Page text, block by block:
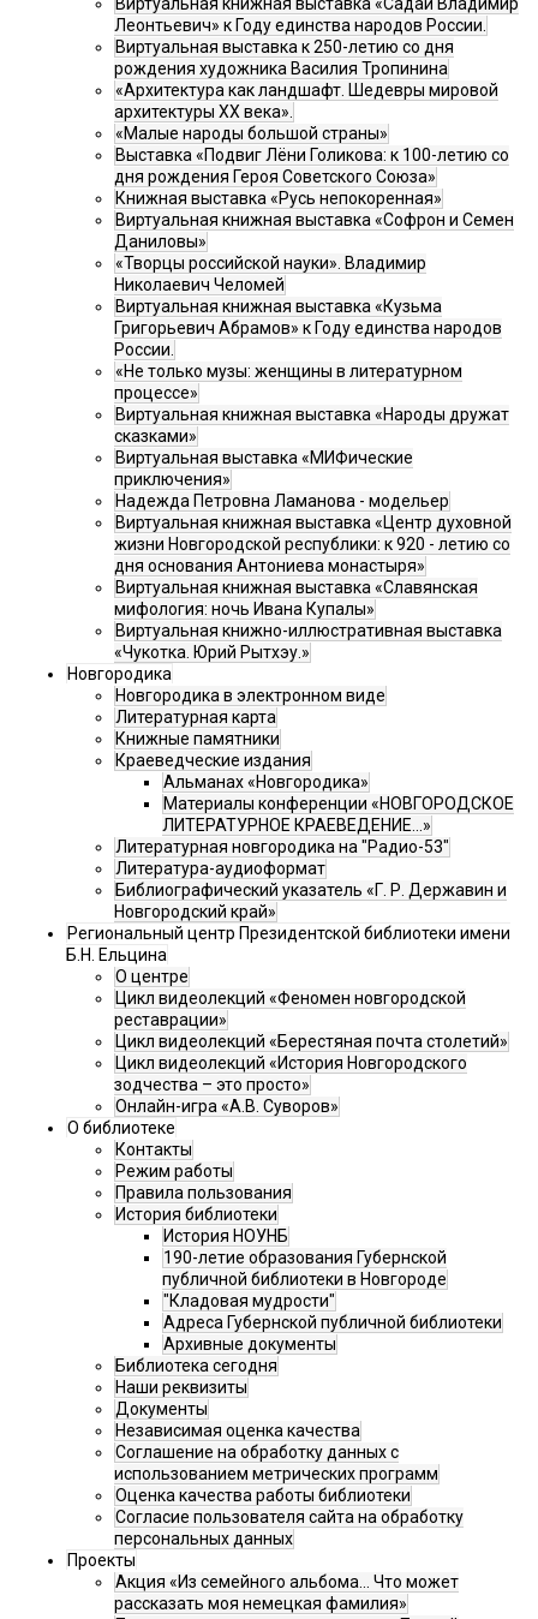
Виртуальная книжная выставка «Садай Владимир
Леонтьевич» к Году единства народов России.
Виртуальная выставка к 250-летию со дня
рождения художника Василия Тропинина
«Архитектура как ландшафт. Шедевры мировой
архитектуры XX века».
«Малые народы большой страны»
Выставка «Подвиг Лёни Голикова: к 100-летию со
дня рождения Героя Советского Союза»
Книжная выставка «Русь непокоренная»
Виртуальная книжная выставка «Софрон и Семен
Даниловы»
«Творцы российской науки». Владимир
Николаевич Челомей
Виртуальная книжная выставка «Кузьма
Григорьевич Абрамов» к Году единства народов
России.
«Не только музы: женщины в литературном
процессе»
Виртуальная книжная выставка «Народы дружат
сказками»
Виртуальная выставка «МИФические
приключения»
Надежда Петровна Ламанова - модельер
Виртуальная книжная выставка «Центр духовной
жизни Новгородской республики: к 920 - летию со
дня основания Антониева монастыря»
Виртуальная книжная выставка «Славянская
мифология: ночь Ивана Купалы»
Виртуальная книжно-иллюстративная выставка
«Чукотка. Юрий Рытхэу.»
Новгородика
Новгородика в электронном виде
Литературная карта
Книжные памятники
Краеведческие издания
Альманах «Новгородика»
Материалы конференции «НОВГОРОДСКОЕ
ЛИТЕРАТУРНОЕ КРАЕВЕДЕНИЕ...»
Литературная новгородика на "Радио-53"
Литература-аудиоформат
Библиографический указатель «Г. Р. Державин и
Новгородский край»
Региональный центр Президентской библиотеки имени
Б.Н. Ельцина
О центре
Цикл видеолекций «Феномен новгородской
реставрации»
Цикл видеолекций «Берестяная почта столетий»
Цикл видеолекций «История Новгородского
зодчества – это просто»
Онлайн-игра «А.В. Суворов»
О библиотеке
Контакты
Режим работы
Правила пользования
История библиотеки
История НОУНБ
190-летие образования Губернской
публичной библиотеки в Новгороде
"Кладовая мудрости"
Адреса Губернской публичной библиотеки
Архивные документы
Библиотека сегодня
Наши реквизиты
Документы
Независимая оценка качества
Соглашение на обработку данных с
использованием метрических программ
Оценка качества работы библиотеки
Согласие пользователя сайта на обработку
персональных данных
Проекты
Акция «Из семейного альбома... Что может
рассказать моя немецкая фамилия»